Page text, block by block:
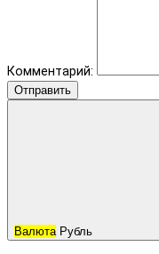
Комментарий:
Отправить
Валюта Рубль